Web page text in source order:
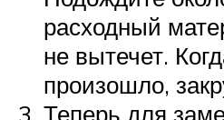
расходный
не вытечет.
произошло,
Теперь для